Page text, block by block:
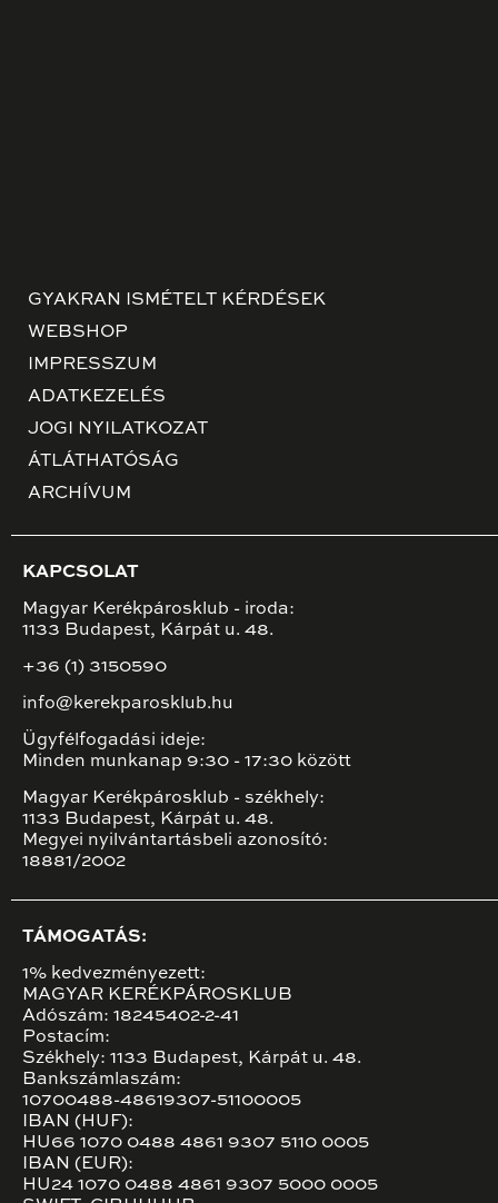
GYAKRAN ISMÉTELT KÉRDÉSEK
WEBSHOP
IMPRESSZUM
ADATKEZELÉS
JOGI NYILATKOZAT
ÁTLÁTHATÓSÁG
ARCHÍVUM
KAPCSOLAT
Magyar Kerékpárosklub - iroda:
1133 Budapest, Kárpát u. 48.
+36 (1) 3150590
info@kerekparosklub.hu
Ügyfélfogadási ideje:
Minden munkanap 9:30 - 17:30 között
Magyar Kerékpárosklub - székhely:
1133 Budapest, Kárpát u. 48.
Megyei nyilvántartásbeli azonosító:
18881/2002
TÁMOGATÁS:
1% kedvezményezett:
MAGYAR KERÉKPÁROSKLUB
Adószám: 18245402-2-41
Postacím:
Székhely: 1133 Budapest, Kárpát u. 48.
Bankszámlaszám:
10700488-48619307-51100005
IBAN (HUF):
HU66 1070 0488 4861 9307 5110 0005
IBAN (EUR):
HU24 1070 0488 4861 9307 5000 0005